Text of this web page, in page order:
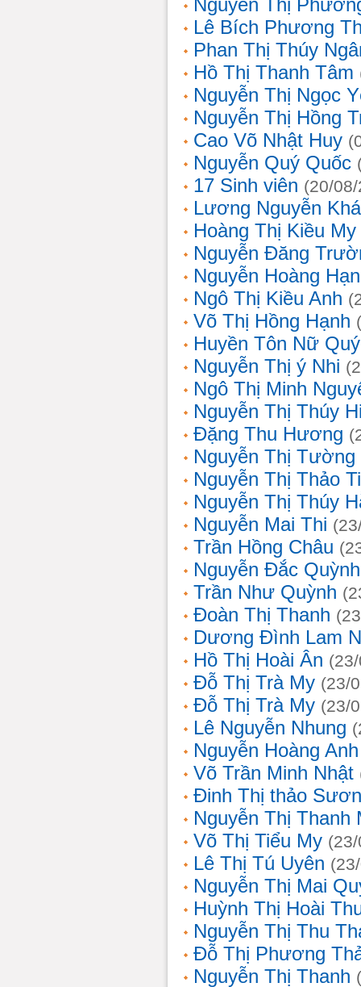
Nguyễn Thị
Lê Bích Phương
Phan Thị Thúy
Hồ Thị Thanh Tâm
Nguyễn Thị Ngọc
Nguyễn Thị Hồng
Cao Võ Nhật Huy
Nguyễn Quý Quốc
17 Sinh viên (20/
Lương Nguyễn
Hoàng Thị Kiều My
Nguyễn Đăng
Nguyễn Hoàng
Ngô Thị Kiều Anh
Võ Thị Hồng Hạnh
Huyền Tôn Nữ
Nguyễn Thị ý Nhi
Ngô Thị Minh
Nguyễn Thị Thúy
Đặng Thu Hương
Nguyễn Thị Tường
Nguyễn Thị Thảo
Nguyễn Thị Thúy
Nguyễn Mai Thi
Trần Hồng Châu
Nguyễn Đắc
Trần Như Quỳnh
Đoàn Thị Thanh
Dương Đình Lam
Hồ Thị Hoài Ân
Đỗ Thị Trà My (23/
Đỗ Thị Trà My (23/
Lê Nguyễn Nhung
Nguyễn Hoàng Anh
Võ Trần Minh Nhật
Đinh Thị thảo
Nguyễn Thị Thanh
Võ Thị Tiểu My
Lê Thị Tú Uyên
Nguyễn Thị Mai
Huỳnh Thị Hoài
Nguyễn Thị Thu
Đỗ Thị Phương
Nguyễn Thị Thanh